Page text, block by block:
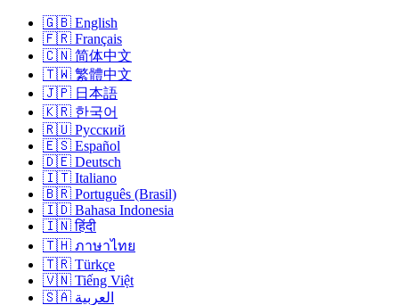
🇬🇧 English
🇫🇷 Français
🇨🇳 简体中文
🇹🇼 繁體中文
🇯🇵 日本語
🇰🇷 한국어
🇷🇺 Русский
🇪🇸 Español
🇩🇪 Deutsch
🇮🇹 Italiano
🇧🇷 Português (Brasil)
🇮🇩 Bahasa Indonesia
🇮🇳 हिंदी
🇹🇭 ภาษาไทย
🇹🇷 Türkçe
🇻🇳 Tiếng Việt
🇸🇦 العربية